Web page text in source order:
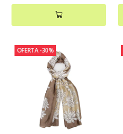
OFERTA -30%